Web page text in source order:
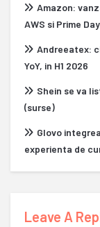
Amazon:
AWS si Prime Day
Andreeatex:
YoY, in H1 2026
Shein se va
(surse)
Glovo
experienta de
Leave A